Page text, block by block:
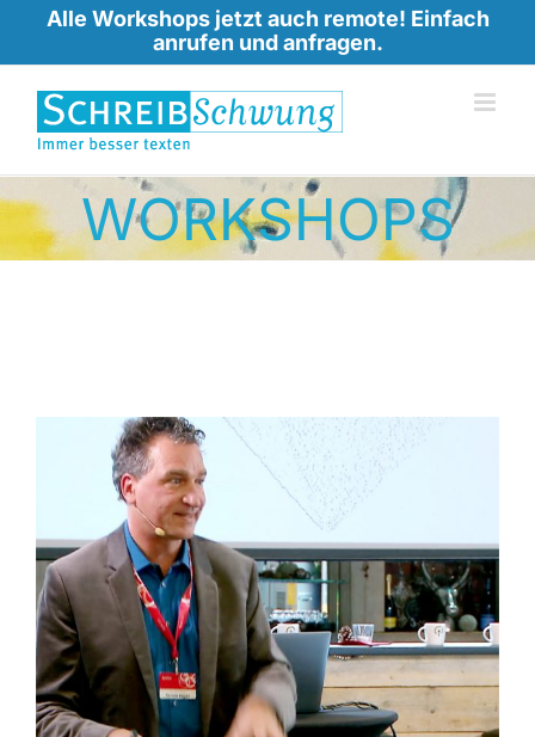
Alle Workshops jetzt auch remote! Einfach
anrufen und anfragen.
WORKSHOPS